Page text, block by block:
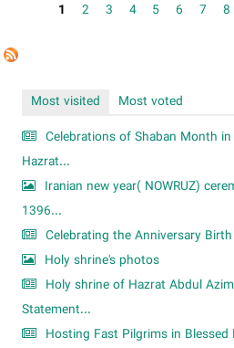
1 2 3 4 5 6 7 8
Most visited
Most voted
Celebrations of Shaban Month
Hazrat...
Iranian new year( NOWRUZ)
1396...
Celebrating the Anniversary
Holy shrine's photos
Holy shrine of Hazrat Abdul
Statement...
Hosting Fast Pilgrims in